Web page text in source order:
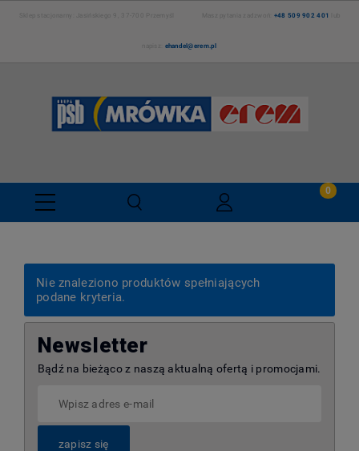
Sklep stacjonarny: Jasińskiego 9, 37-700 Przemyśl Masz pytania zadzwoń: +48 509 902 401
ehandel@erem.pl
Nie znaleziono produktów spełniających
podane kryteria.
Newsletter
Bądź na bieżąco z naszą aktualną ofertą i promocjami.
zapisz się